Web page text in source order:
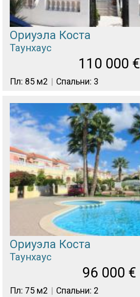
Ориуэла Коста
Таунхаус
110 000 €
Пл: 85 м2 Спальни: 3
Ориуэла Коста
Таунхаус
96 000 €
Пл: 75 м2 Спальни: 2